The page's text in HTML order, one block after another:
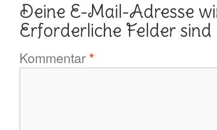
Deine E-Mail-Adresse
Erforderliche Felder
Kommentar*